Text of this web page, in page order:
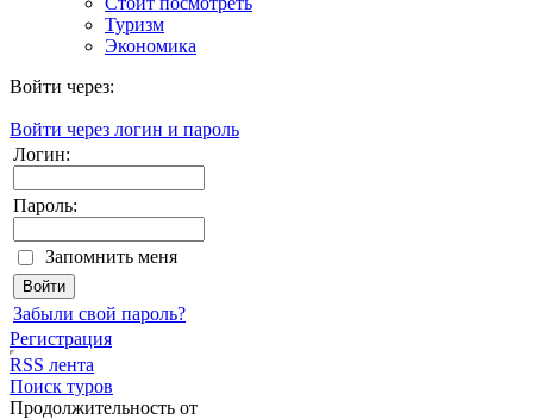
Туризм
Экономика
Войти через:
Войти через логин и пароль
Логин:
Пароль:
Запомнить меня
Забыли свой пароль?
Регистрация
RSS лента
Поиск туров
Продолжительность от